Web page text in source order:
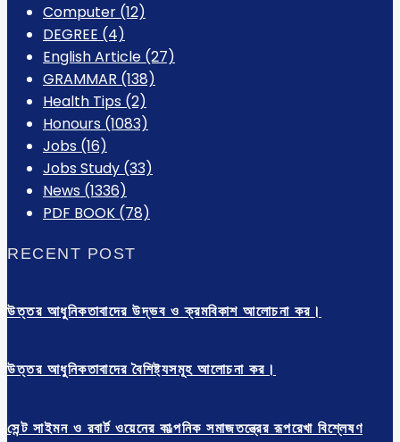
Computer (12)
DEGREE (4)
English Article (27)
GRAMMAR (138)
Health Tips (2)
Honours (1083)
Jobs (16)
Jobs Study (33)
News (1336)
PDF BOOK (78)
RECENT POST
উত্তর আধুনিকতাবাদের উদ্ভব ও ক্রমবিকাশ আলোচনা কর।
উত্তর আধুনিকতাবাদের বৈশিষ্ট্যসমূহ আলোচনা কর।
সেন্ট সাইমন ও রবার্ট ওয়েনের কাল্পনিক সমাজতন্ত্রের রূপরেখা বিশ্লেষণ